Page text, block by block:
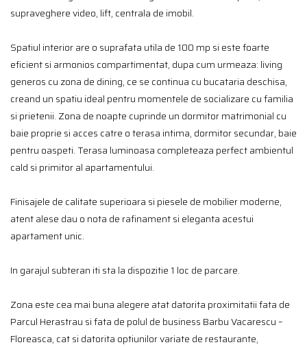
supraveghere video, lift, centrala de imobil.
Spatiul interior are o suprafata utila de 100 mp si este foarte
eficient si armonios compartimentat, dupa cum urmeaza: living
generos cu zona de dining, ce se continua cu bucataria deschisa,
creand un spatiu ideal pentru momentele de socializare cu familia
si prietenii. Zona de noapte cuprinde un dormitor matrimonial cu
baie proprie si acces catre o terasa intima, dormitor secundar, baie
pentru oaspeti. Terasa luminoasa completeaza perfect ambientul
cald si primitor al apartamentului.
Finisajele de calitate superioara si piesele de mobilier moderne,
atent alese dau o nota de rafinament si eleganta acestui
apartament unic.
In garajul subteran iti sta la dispozitie 1 loc de parcare.
Zona este cea mai buna alegere atat datorita proximitatii fata de
Parcul Herastrau si fata de polul de business Barbu Vacarescu –
Floreasca, cat si datorita optiunilor variate de restaurante,